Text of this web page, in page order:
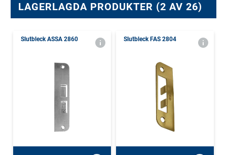
LAGERLAGDA PRODUKTER (2 AV 26)
Slutbleck ASSA 2860 Slutbleck FAS 2804